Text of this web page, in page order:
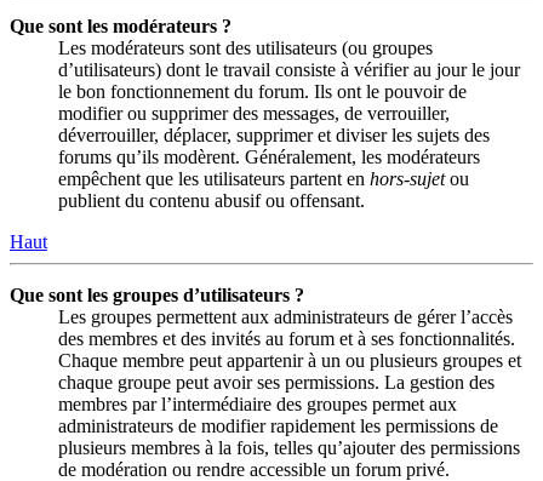
Que sont les modérateurs ?
Les modérateurs sont des utilisateurs (ou groupes
d’utilisateurs) dont le travail consiste à vérifier au jour le jour
le bon fonctionnement du forum. Ils ont le pouvoir de
modifier ou supprimer des messages, de verrouiller,
déverrouiller, déplacer, supprimer et diviser les sujets des
forums qu’ils modèrent. Généralement, les modérateurs
empêchent que les utilisateurs partent en hors-sujetou
publient du contenu abusif ou offensant.
Haut
Que sont les groupes d’utilisateurs ?
Les groupes permettent aux administrateurs de gérer l’accès
des membres et des invités au forum et à ses fonctionnalités.
Chaque membre peut appartenir à un ou plusieurs groupes et
chaque groupe peut avoir ses permissions. La gestion des
membres par l’intermédiaire des groupes permet aux
administrateurs de modifier rapidement les permissions de
plusieurs membres à la fois, telles qu’ajouter des permissions
de modération ou rendre accessible un forum privé.